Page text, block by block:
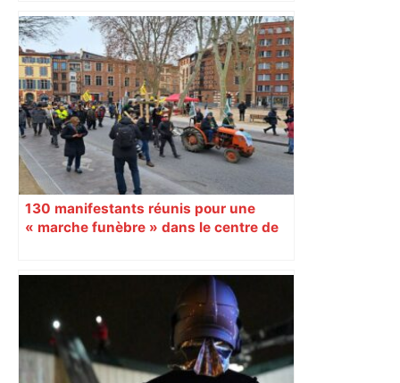
130 manifestants réunis pour une
« marche funèbre » dans le centre de